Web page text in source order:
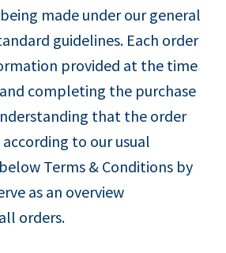
made under our general
guidelines. Each order
provided at the time
completing the purchase
that the order
to our usual
Terms & Conditions by
as an overview
orders.